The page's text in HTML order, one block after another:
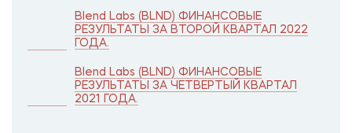
Blend Labs (BLND) ФИНАНСОВЫЕ
РЕЗУЛЬТАТЫ ЗА ВТОРОЙ КВАРТАЛ 2022
ГОДА.
Blend Labs (BLND) ФИНАНСОВЫЕ
РЕЗУЛЬТАТЫ ЗА ЧЕТВЕРТЫЙ КВАРТАЛ
2021 ГОДА.